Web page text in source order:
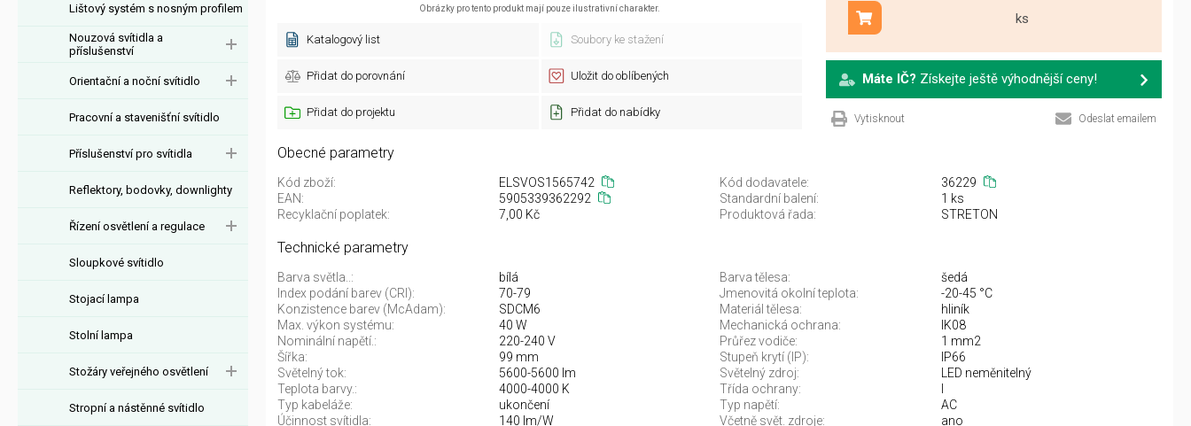
Lištový systém s nosným profilem
Nouzová svítidla a
příslušenství
Orientační a noční svítidlo
Pracovní a stavenišťní svítidlo
Příslušenství pro svítidla
Reflektory, bodovky, downlighty
Řízení osvětlení a regulace
Sloupkové svítidlo
Stojací lampa
Stolní lampa
Stožáry veřejného osvětlení
Stropní a nástěnné svítidlo
Obrázky pro tento produkt mají pouze ilustrativní charakter.
Katalogový list Soubory ke stažení
Přidat do porovnání Uložit do oblíbených
Přidat do projektu Přidat do nabídky
ks
Přidat do košíku
Máte IČ? Získejte ještě výhodnější ceny!
Vytisknout Odeslat emailem
Obecné parametry
Kód zboží: ELSVOS1565742 Kód dodavatele:
36229
EAN:
5905339362292 Standardní balení:
1 ks
Recyklační poplatek:
7,00 Kč Produktová řada: STRETON
Technické parametry
Barva světla..: bílá Barva tělesa:
šedá
Index podání barev (CRI):
70-79 Jmenovitá okolní teplota:
-20-45 °C
Konzistence barev (McAdam):
SDCM6 Materiál tělesa:
hliník
Max. výkon systému:
40 W Mechanická ochrana:
IK08
Nominální napětí.:
220-240 V Průřez vodiče:
1 mm2
Šířka:
99 mm Stupeň krytí (IP):
IP66
Světelný tok:
5600-5600 lm Světelný zdroj:
LED neměnitelný
Teplota barvy.:
4000-4000 K Třída ochrany:
Typ kabeláže:
ukončení Typ napětí:
AC
Účinnost svítidla:
140 lm/W Včetně svět. zdroje:
ano